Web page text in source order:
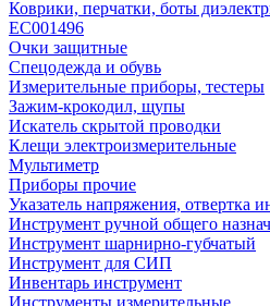
Коврики, перчатки, боты
EC001496
Очки защитные
Спецодежда и обувь
Измерительные приборы, тестеры
Зажим-крокодил, щупы
Искатель скрытой проводки
Клещи электроизмерительные
Мультиметр
Приборы прочие
Указатель напряжения, отвертка
Инструмент ручной общего
Инструмент шарнирно-губчатый
Инструмент для СИП
Инвентарь инструмент
Инструменты измерительные